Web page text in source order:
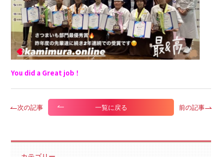
You did a Great job！
次の記事 一覧に戻る 前の記事